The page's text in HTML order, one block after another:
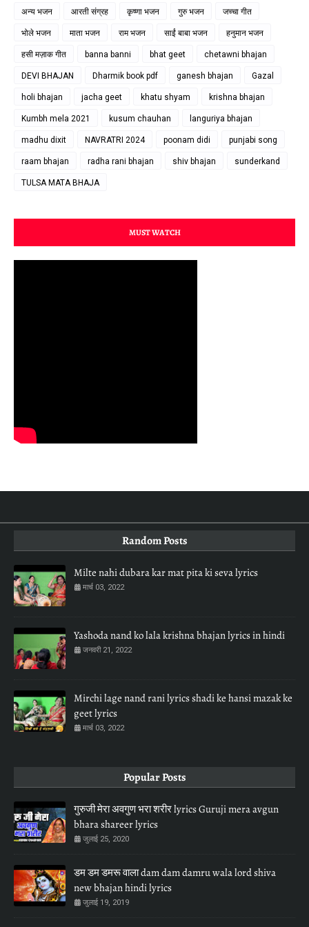
अन्य भजन आरती संग्रह कृष्णा भजन गुरु भजन जच्चा गीत
भोले भजन माता भजन राम भजन साईं बाबा भजन हनुमान भजन
हसी मज़ाक गीत banna banni bhat geet chetawni bhajan
DEVI BHAJAN Dharmik book pdf ganesh bhajan Gazal
holi bhajan jacha geet khatu shyam krishna bhajan
Kumbh mela 2021 kusum chauhan languriya bhajan
madhu dixit NAVRATRI 2024 poonam didi punjabi song
raam bhajan radha rani bhajan shiv bhajan sunderkand
TULSA MATA BHAJA
MUST WATCH
Random Posts
Milte nahi dubara kar mat pita ki seva lyrics
मार्च 03, 2022
Yashoda nand ko lala krishna bhajan lyrics in hindi
जनवरी 21, 2022
Mirchi lage nand rani lyrics shadi ke hansi mazak ke
geet lyrics
मार्च 03, 2022
Popular Posts
गुरुजी मेरा अवगुण भरा शरीर lyrics Guruji mera avgun
bhara shareer lyrics
जुलाई 25, 2020
डम डम डमरू वाला dam dam damru wala lord shiva
new bhajan hindi lyrics
जुलाई 19, 2019